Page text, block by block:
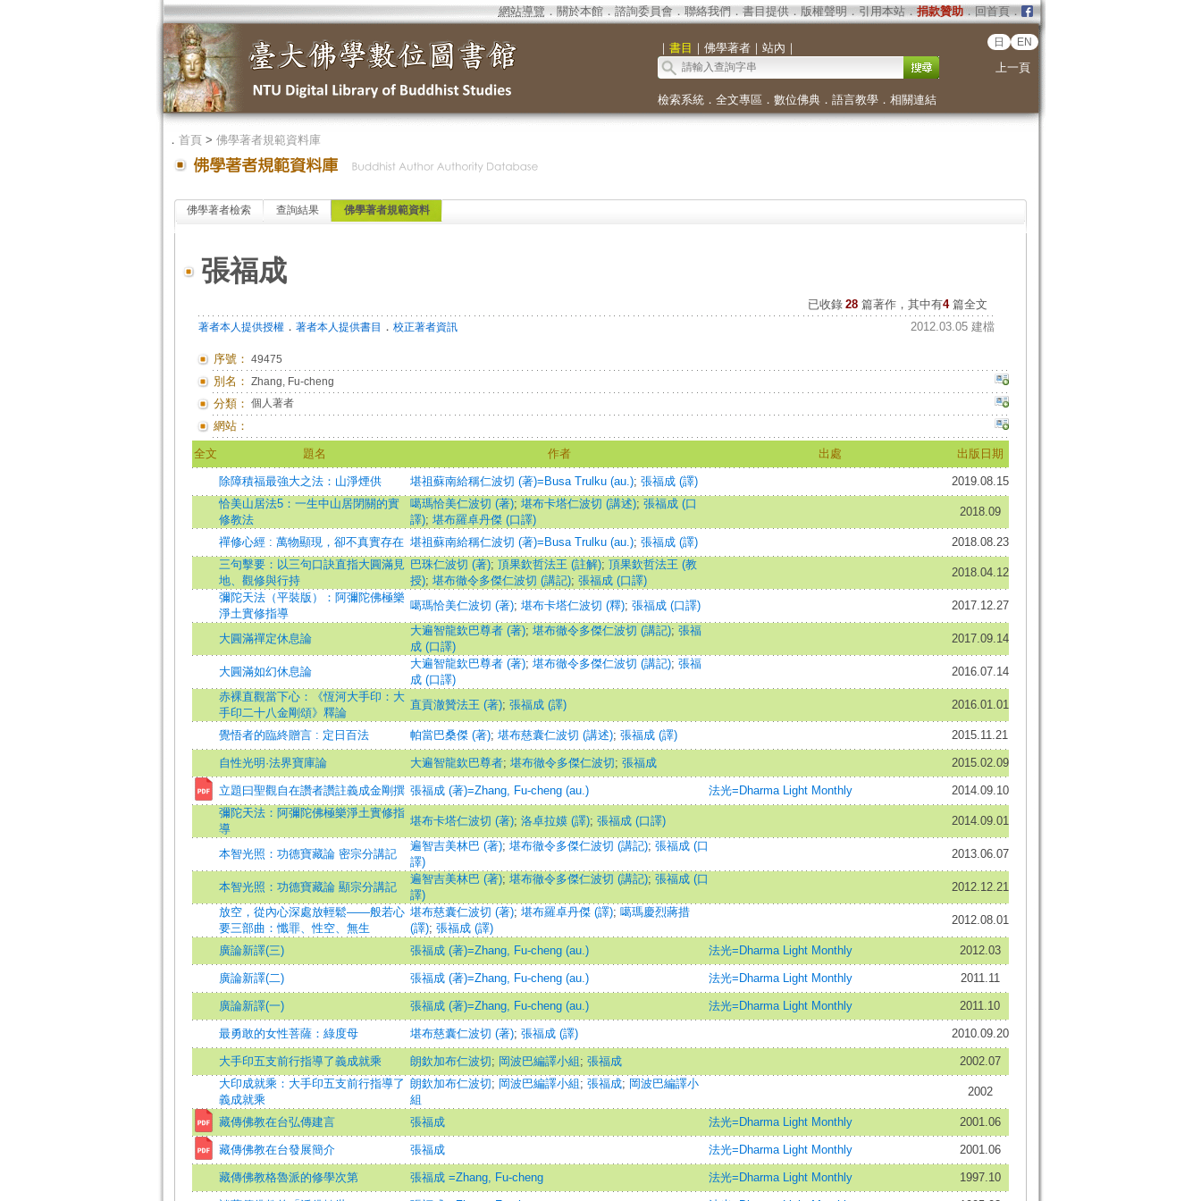
網站導覽 ． 關於本館． 諮詢委員會． 聯絡我們 ． 書目提供． 版權聲明 ． 引用本站． 捐款贊助．回首頁．
｜ 書目 ｜ 佛學著者｜ 站內 ｜ 日 EN
上一頁
檢索系統． 全文專區 ． 數位佛典． 語言教學． 相關連結
． 首頁> 佛學著者規範資料庫
佛學著者檢索 查詢結果 佛學著者規範資料
張福成
已收錄 28 篇著作，其中有4篇全文
著者本人提供授權． 著者本人提供書目 ． 校正著者資訊 2012.03.05 建檔
序號： 49475
別名： Zhang, Fu-cheng
分類： 個人著者
網站：
全文 題名 作者 出處 出版日期
除障積福最強大之法：山淨煙供 堪祖蘇南給稱仁波切 (著)=Busa Trulku (au.); 張福成 (譯)
2019.08.15
恰美山居法5：一生中山居閉關的實
修教法
噶瑪恰美仁波切 (著); 堪布卡塔仁波切 (講述); 張福成 (口
譯); 堪布羅卓丹傑 (口譯)
2018.09
禪修心經 : 萬物顯現，卻不真實存在 堪祖蘇南給稱仁波切 (著)=Busa Trulku (au.); 張福成 (譯)
2018.08.23
三句擊要：以三句口訣直指大圓滿見
地、觀修與行持
巴珠仁波切 (著); 頂果欽哲法王 (註解); 頂果欽哲法王 (教
授); 堪布徹令多傑仁波切 (講記); 張福成 (口譯)
2018.04.12
彌陀天法（平裝版）：阿彌陀佛極樂
淨土實修指導
噶瑪恰美仁波切 (著); 堪布卡塔仁波切 (釋); 張福成 (口譯) 2017.12.27
大圓滿禪定休息論
大遍智龍欽巴尊者 (著); 堪布徹令多傑仁波切 (講記); 張福
成 (口譯)
2017.09.14
大圓滿如幻休息論
大遍智龍欽巴尊者 (著); 堪布徹令多傑仁波切 (講記); 張福
成 (口譯)
2016.07.14
赤裸直觀當下心：《恆河大手印：大
手印二十八金剛頌》釋論
直貢澈贊法王 (著); 張福成 (譯) 2016.01.01
覺悟者的臨終贈言 : 定日百法 帕當巴桑傑 (著); 堪布慈囊仁波切 (講述); 張福成 (譯) 2015.11.21
自性光明·法界寶庫論 大遍智龍欽巴尊者; 堪布徹令多傑仁波切; 張福成 2015.02.09
立題曰聖觀自在讚者讚註義成金剛撰 張福成 (著)=Zhang, Fu-cheng (au.) 法光=Dharma Light Monthly
2014.09.10
彌陀天法：阿彌陀佛極樂淨土實修指
導
堪布卡塔仁波切 (著); 洛卓拉嫫 (譯); 張福成 (口譯) 2014.09.01
本智光照：功德寶藏論 密宗分講記
遍智吉美林巴 (著); 堪布徹令多傑仁波切 (講記); 張福成 (口
譯)
2013.06.07
本智光照：功德寶藏論 顯宗分講記
遍智吉美林巴 (著); 堪布徹令多傑仁波切 (講記); 張福成 (口
譯)
2012.12.21
放空，從內心深處放輕鬆——般若心
要三部曲：懺罪、性空、無生
堪布慈囊仁波切 (著); 堪布羅卓丹傑 (譯); 噶瑪慶烈蔣措
(譯); 張福成 (譯)
2012.08.01
廣論新譯(三) 張福成 (著)=Zhang, Fu-cheng (au.) 法光=Dharma Light Monthly 2012.03
廣論新譯(二) 張福成 (著)=Zhang, Fu-cheng (au.) 法光=Dharma Light Monthly 2011.11
廣論新譯(一) 張福成 (著)=Zhang, Fu-cheng (au.) 法光=Dharma Light Monthly 2011.10
最勇敢的女性菩薩：綠度母 堪布慈囊仁波切 (著); 張福成 (譯) 2010.09.20
大手印五支前行指導了義成就乘 朗欽加布仁波切; 岡波巴編譯小組 ; 張福成
2002.07
大印成就乘：大手印五支前行指導了
義成就乘
朗欽加布仁波切; 岡波巴編譯小組 ; 張福成; 岡波巴編譯小
組
2002
藏傳佛教在台弘傳建言 張福成 法光=Dharma Light Monthly 2001.06
藏傳佛教在台發展簡介 張福成 法光=Dharma Light Monthly 2001.06
藏傳佛教格魯派的修學次第 張福成 =Zhang, Fu-cheng 法光=Dharma Light Monthly 1997.10